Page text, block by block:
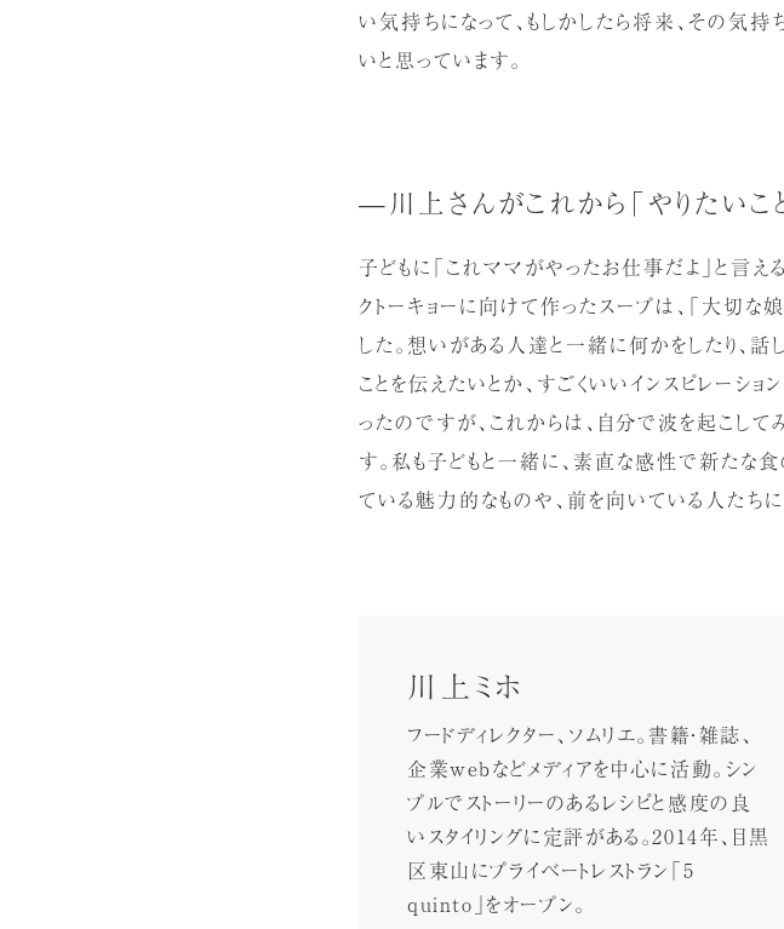
い気持ちになって、もしかしたら将来、その気持
いと思っています。
—川上さんがこれから「やりたいこ
子どもに「これママがやったお仕事だよ」と言え
クトーキョーに向けて作ったスープは、「大切な
した。想いがある人達と一緒に何かをしたり、話
ことを伝えたいとか、すごくいいインスピレーシ
ったのですが、これからは、自分で波を起こし
す。私も子どもと一緒に、素直な感性で新たな
ている魅力的なものや、前を向いている人たち
川上ミホ
フードディレクター、ソムリエ。書籍・雑誌、
企業webなどメディアを中心に活動。シン
プルでストーリーのあるレシピと感度の良
いスタイリングに定評がある。2014年、目黒
区東山にプライベートレストラン「5
quinto」をオープン。